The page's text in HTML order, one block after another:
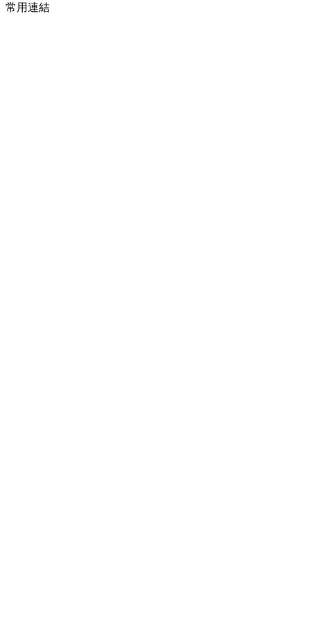
常用連結